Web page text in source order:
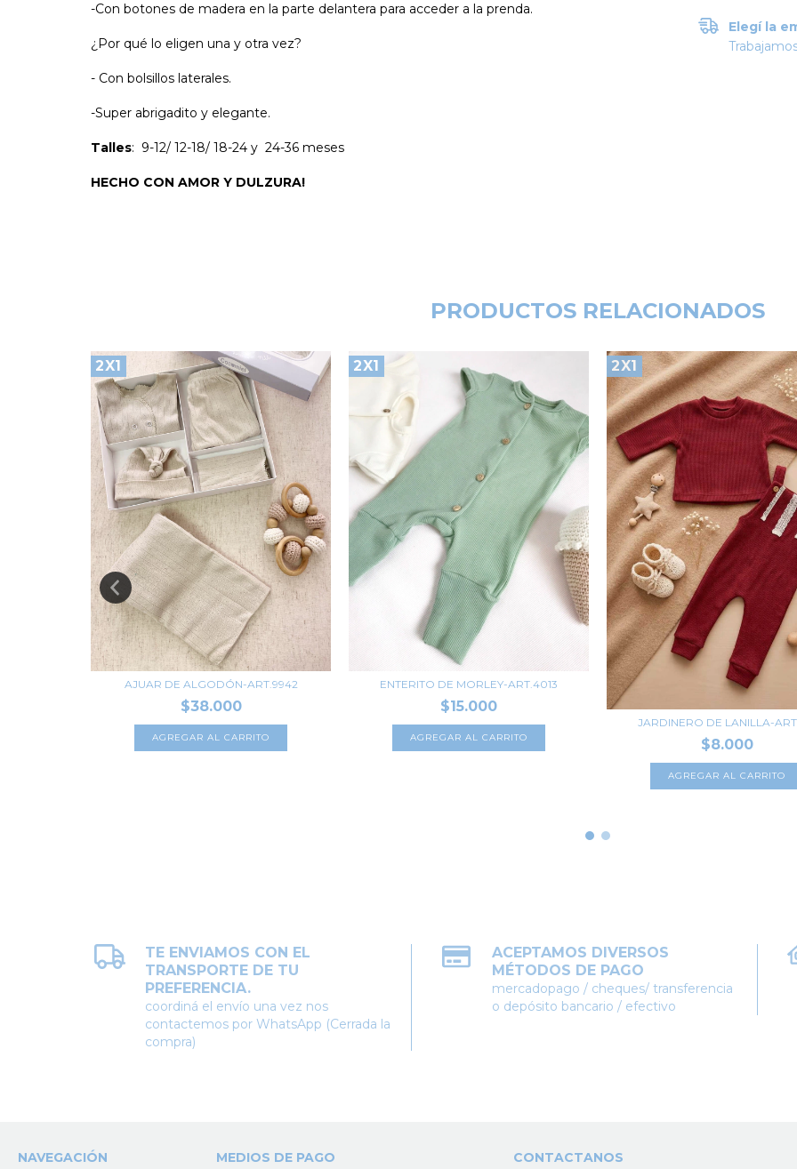
-Con botones de madera en la parte delantera para acceder a la prenda.
¿Por qué lo eligen una y otra vez?
- Con bolsillos laterales.
-Super abrigadito y elegante.
Talles: 9-12/ 12-18/ 18-24 y 24-36 meses
HECHO CON AMOR Y DULZURA!
Elegí la
PRODUCTOS RELACIONADOS
2X1
AJUAR DE ALGODÓN-ART.9942
$38.000
AGREGAR AL CARRITO
2X1
ENTERITO DE MORLEY-ART.4013
$15.000
AGREGAR AL CARRITO
2X1
JARDINERO DE LANILLA-
$8.000
AGREGAR AL CARRITO
TE ENVIAMOS CON EL
TRANSPORTE DE TU
PREFERENCIA.
coordiná el envío una vez nos
contactemos por WhatsApp (Cerrada la
compra)
ACEPTAMOS DIVERSOS
MÉTODOS DE PAGO
mercadopago / cheques/ transferencia
o depósito bancario / efectivo
NAVEGACIÓN MEDIOS DE PAGO CONTACTANOS